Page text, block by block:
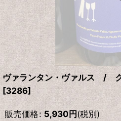
ヴァランタン・ヴァルス /
[3286]
販売価格: 5,930円(税別)